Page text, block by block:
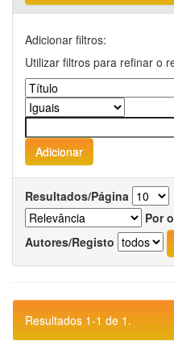
Adicionar filtros:
Utilizar filtros para refinar o
Resultados/Página
Por
Autores/Registo
Resultados 1-1 de 1.